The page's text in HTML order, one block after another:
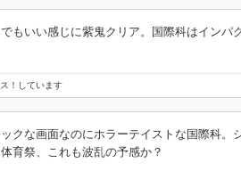
もいい感じに紫鬼クリア。国際科はインパ
！しています
ックな画面なのにホラーテイストな国際科
育祭、これも波乱の予感か？